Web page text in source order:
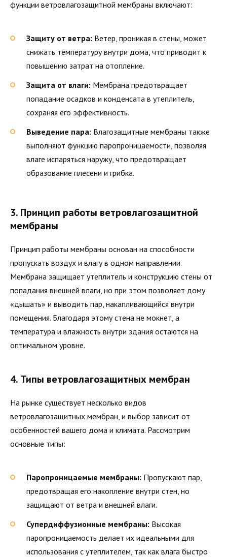
функции ветровлагозащитной мембраны включают:
Защиту от ветра: Ветер, проникая в стены, может
снижать температуру внутри дома, что приводит к
повышению затрат на отопление.
Защита от влаги: Мембрана предотвращает
попадание осадков и конденсата в утеплитель,
сохраняя его эффективность.
Выведение пара: Влагозащитные мембраны также
выполняют функцию паропроницаемости, позволяя
влаге испаряться наружу, что предотвращает
образование плесени и грибка.
3. Принцип работы ветровлагозащитной
мембраны
Принцип работы мембраны основан на способности
пропускать воздух и влагу в одном направлении.
Мембрана защищает утеплитель и конструкцию стены от
попадания внешней влаги, но при этом позволяет дому
«дышать» и выводить пар, накапливающийся внутри
помещения. Благодаря этому стена не мокнет, а
температура и влажность внутри здания остаются на
оптимальном уровне.
4. Типы ветровлагозащитных мембран
На рынке существует несколько видов
ветровлагозащитных мембран, и выбор зависит от
особенностей вашего дома и климата. Рассмотрим
основные типы:
Паропроницаемые мембраны: Пропускают пар,
предотвращая его накопление внутри стен, но
защищают от ветра и внешней влаги.
Супердиффузионные мембраны: Высокая
паропроницаемость делает их идеальными для
использования с утеплителем, так как влага быстро